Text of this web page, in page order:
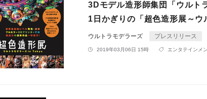
3Dモデル造形師集団「ウルト
1日かぎりの「超色造形展～
ウルトラモデラーズ プレスリリース
2019年03月06日 15時 エンタテインメ